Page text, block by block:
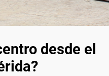
desde el